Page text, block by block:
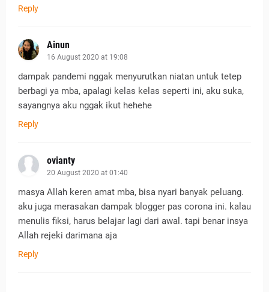
Reply
Ainun
16 August 2020 at 19:08
dampak pandemi nggak menyurutkan niatan untuk tetep
berbagi ya mba, apalagi kelas kelas seperti ini, aku suka,
sayangnya aku nggak ikut hehehe
Reply
ovianty
20 August 2020 at 01:40
masya Allah keren amat mba, bisa nyari banyak peluang.
aku juga merasakan dampak blogger pas corona ini. kalau
menulis fiksi, harus belajar lagi dari awal. tapi benar insya
Allah rejeki darimana aja
Reply